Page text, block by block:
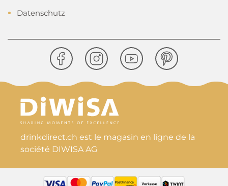
Datenschutz
drinkdirect.ch est le magasin en ligne de la
société DIWISA AG